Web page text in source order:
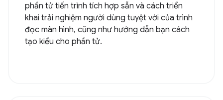
phần tử tiến trình tích hợp sẵn và cách triển
khai trải nghiệm người dùng tuyệt vời của trình
đọc màn hình, cũng như hướng dẫn bạn cách
tạo kiểu cho phần tử.